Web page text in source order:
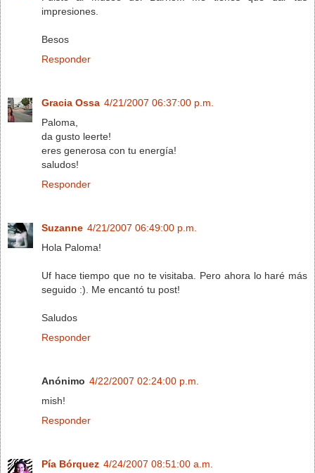
impresiones.
Besos
Responder
Gracia Ossa 4/21/2007 06:37:00 p.m.
Paloma,
da gusto leerte!
eres generosa con tu energía!
saludos!
Responder
Suzanne 4/21/2007 06:49:00 p.m.
Hola Paloma!
Uf hace tiempo que no te visitaba. Pero ahora lo haré más
seguido :). Me encantó tu post!
Saludos
Responder
Anónimo 4/22/2007 02:24:00 p.m.
mish!
Responder
Pía Bórquez 4/24/2007 08:51:00 a.m.